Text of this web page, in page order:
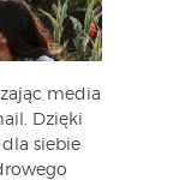
media
Dzięki
siebie